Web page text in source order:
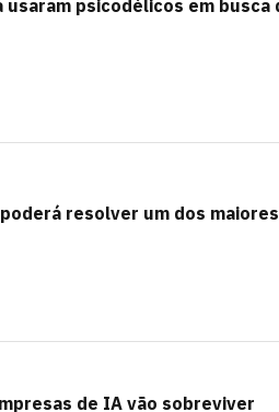
usaram psicodélicos em
resolver um dos
de IA vão sobreviver